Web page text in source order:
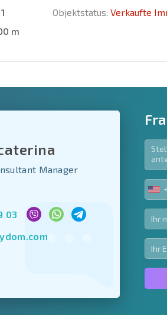
1
m
Objektstatus: Verkaufte
Newsletter
Nutzung Ihrer
Manager
03
+1